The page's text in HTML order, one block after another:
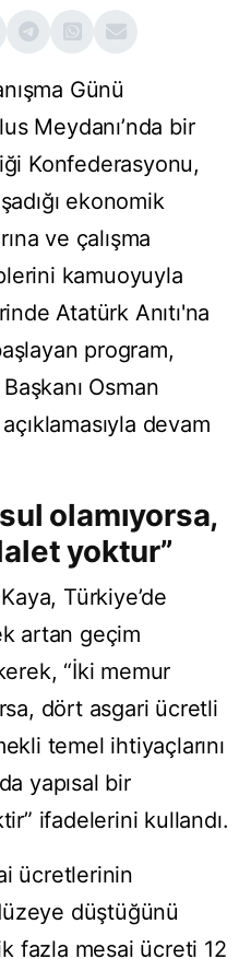
Günü
Meydanı’nda bir
Konfederasyonu,
ekonomik
ve çalışma
kamuoyuyla
Atatürk Anıtı'na
program,
Osman
açıklamasıyla devam
olamıyorsa,
yoktur”
Türkiye’de
artan geçim
“İki memur
dört asgari ücretli
temel ihtiyaçlarını
yapısal bir
ifadelerini kullandı.
ücretlerinin
düştüğünü
fazla mesai ücreti 12